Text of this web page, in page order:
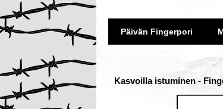
Päivän Fingerpori
Kasvoilla istuminen -